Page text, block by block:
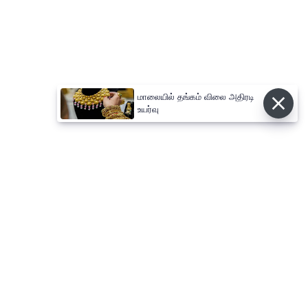
மாலையில் தங்கம் விலை அதிரடி
உயர்வு